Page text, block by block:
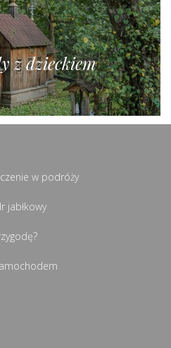
z dzieckiem
w podróży
jabłkowy